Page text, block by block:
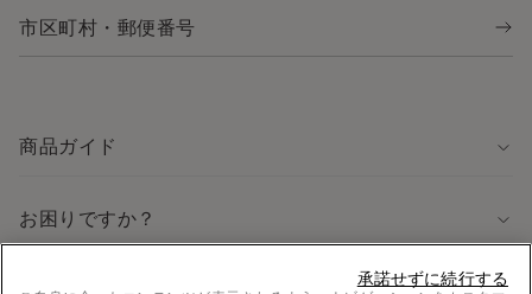
商品ガイド
お困りですか？
承諾せずに続行する